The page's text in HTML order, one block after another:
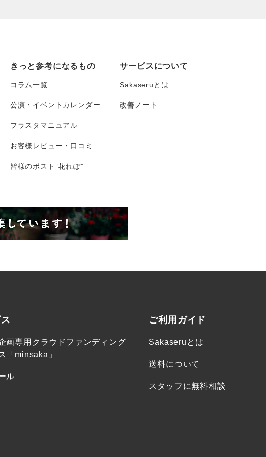
きっと参考になるもの
コラム一覧
公演・イベントカレンダー
フラスタマニュアル
お客様レビュー・口コミ
皆様のポスト”花れぽ”
サービスについて
Sakaseruとは
改善ノート
画専用クラウドファンディング
「minsaka」
ル
ご利用ガイド
Sakaseruとは
送料について
スタッフに無料相談